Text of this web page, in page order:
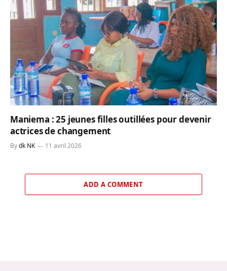
Maniema : 25 jeunes filles outillées pour devenir
actrices de changement
Bydk NK 11 avril 2026
ADD A COMMENT